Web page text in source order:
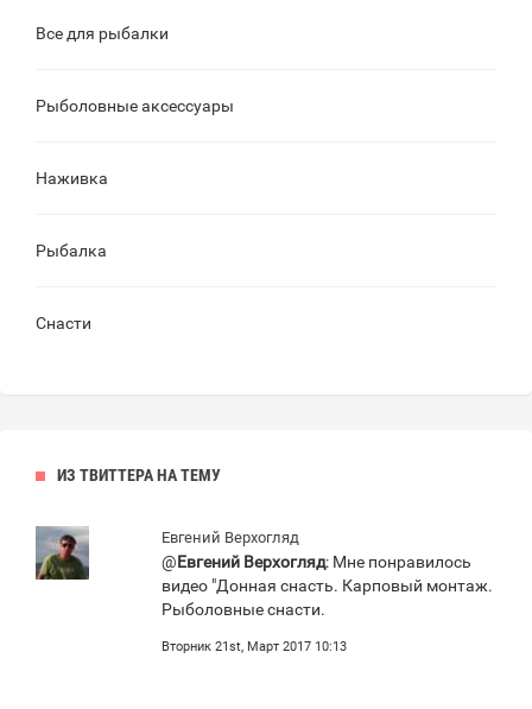
Все для рыбалки
Рыболовные аксессуары
Наживка
Рыбалка
Снасти
ИЗ ТВИТТЕРА НА ТЕМУ
Евгений Верхогляд
@Евгений Верхогляд: Мне понравилось
видео "Донная снасть. Карповый монтаж.
Рыболовные снасти.
Вторник 21st, Март 2017 10:13